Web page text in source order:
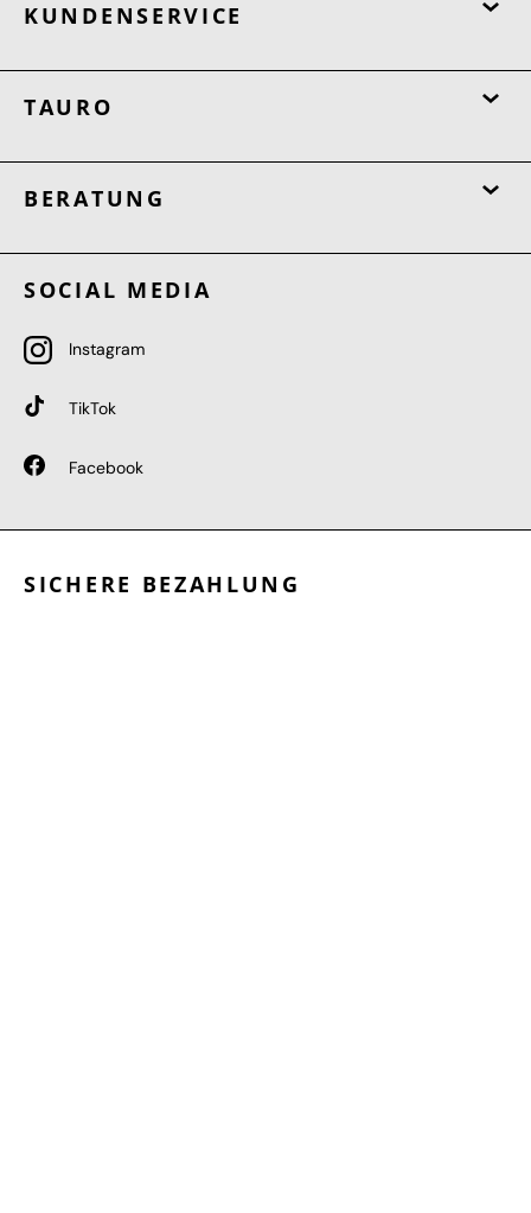
KUNDENSERVICE
TAURO
BERATUNG
SOCIAL MEDIA
Instagram
TikTok
Facebook
SICHERE BEZAHLUNG